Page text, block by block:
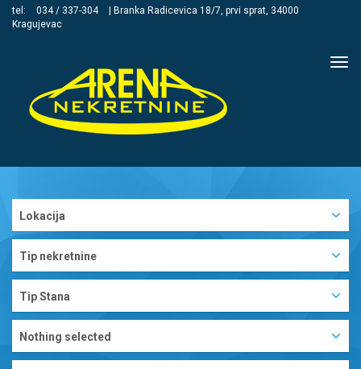
tel: 034 / 337-304
| Branka Radicevica 18/7, prvi sprat, 34000
Kragujevac
Lokacija
Tip nekretnine
Tip Stana
Nothing selected